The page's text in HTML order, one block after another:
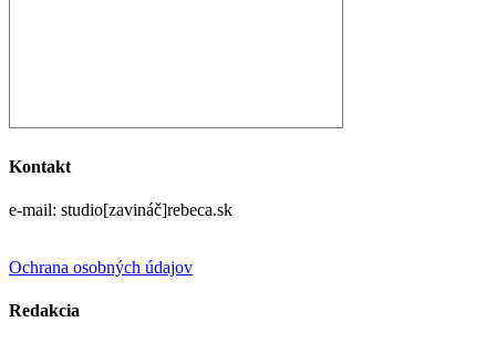
Kontakt
e-mail: studio[zavináč]rebeca.sk
Ochrana osobných údajov
Redakcia